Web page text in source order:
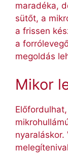
maradéka,
sütőt, a
a frissen
a
megoldás
Mikor
nyaraláskor.